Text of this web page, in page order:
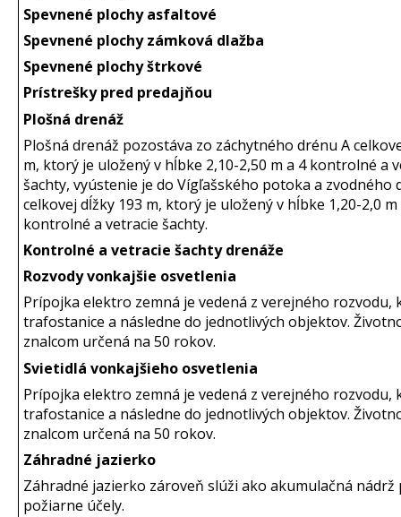
Spevnené plochy asfaltové
Spevnené plochy zámková dlažba
Spevnené plochy štrkové
Prístrešky pred predajňou
Plošná drenáž
Plošná drenáž pozostáva zo záchytného drénu A
m, ktorý je uložený v hĺbke 2,10-2,50 m a 4 kontrolné a
šachty, vyústenie je do Vígľašského potoka a zvodného
celkovej dĺžky 193 m, ktorý je uložený v hĺbke 1,20-2,0 m
kontrolné a vetracie šachty.
Kontrolné a vetracie šachty drenáže
Rozvody vonkajšie osvetlenia
Prípojka elektro zemná je vedená z verejného rozvodu,
trafostanice a následne do jednotlivých objektov.
znalcom určená na 50 rokov.
Svietidlá vonkajšieho osvetlenia
Prípojka elektro zemná je vedená z verejného rozvodu,
trafostanice a následne do jednotlivých objektov.
znalcom určená na 50 rokov.
Záhradné jazierko
Záhradné jazierko zároveň slúži ako akumulačná nádrž
požiarne účely.